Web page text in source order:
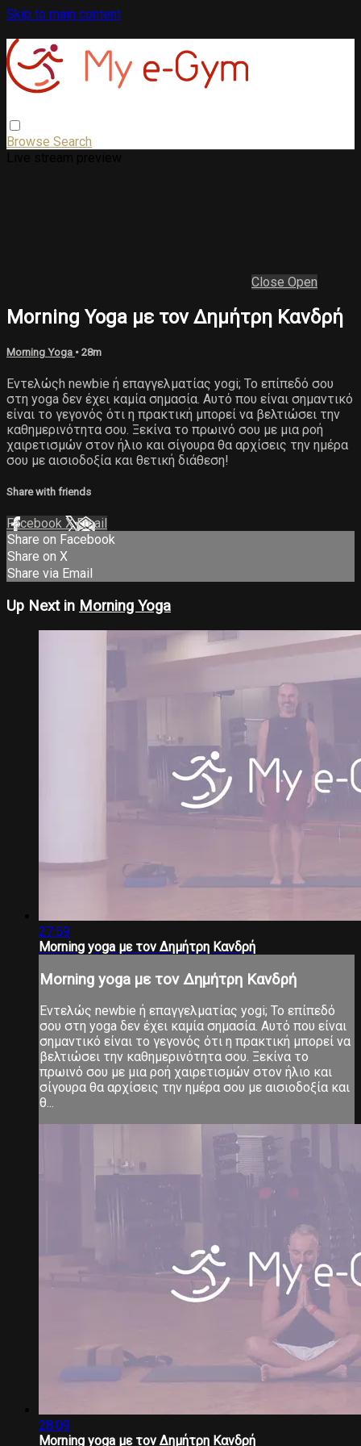
Skip to main content
Browse Search
Close Open
Morning Yoga με τον Δημήτρη Κανδρή
Morning Yoga • 28m
Εντελώςh newbie ή επαγγελματίας yogi; Το επίπεδό σου
στη yoga δεν έχει καμία σημασία. Αυτό που είναι σημαντικό
είναι το γεγονός ότι η πρακτική μπορεί να βελτιώσει την
καθημερινότητα σου. Ξεκίνα το πρωινό σου με μια ροή
χαιρετισμών στον ήλιο και σίγουρα θα αρχίσεις την ημέρα
σου με αισιοδοξία και θετική διάθεση!
Share with friends
Facebook XEmail
Share on Facebook
Share on X
Share via Email
Up Next in Morning Yoga
27:59
Morning yoga με τον Δημήτρη Κανδρή
Morning yoga με τον Δημήτρη Κανδρή
Εντελώς newbie ή επαγγελματίας yogi; Το επίπεδό
σου στη yoga δεν έχει καμία σημασία. Αυτό που είναι
σημαντικό είναι το γεγονός ότι η πρακτική μπορεί να
βελτιώσει την καθημερινότητα σου. Ξεκίνα το
πρωινό σου με μια ροή χαιρετισμών στον ήλιο και
σίγουρα θα αρχίσεις την ημέρα σου με αισιοδοξία και
θ...
28:09
Morning yoga με τον Δημήτρη Κανδρή